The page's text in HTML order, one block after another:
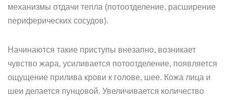
механизмы отдачи тепла (потоотделение, расширение
периферических сосудов).
Начинаются такие приступы внезапно, возникает
чувство жара, усиливается потоотделение, появляется
ощущение прилива крови к голове, шее. Кожа лица и
шеи делается пунцовой. Увеличивается количество